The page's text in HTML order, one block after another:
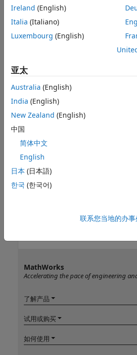
Ireland (English)
Italia (Italiano)
Luxembourg (English)
亚太
Australia (English)
India (English)
New Zealand (English)
中国
简体中文
English
日本 (日本語)
한국 (한국어)
联系您当地的办事
MathWorks
Accelerating the pace of engineering
了解产品
试用或购买
如何使用